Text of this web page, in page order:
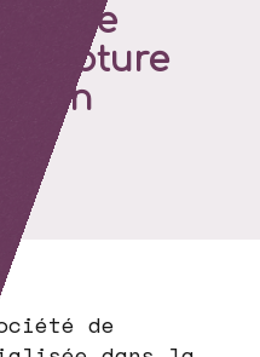
une
rupture
de